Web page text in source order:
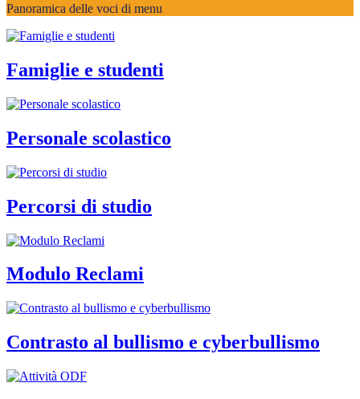
Panoramica delle voci di menu
Famiglie e studenti
Personale scolastico
Percorsi di studio
Modulo Reclami
Contrasto al bullismo e cyberbullismo